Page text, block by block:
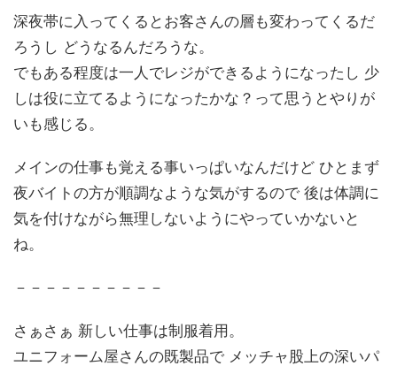
深夜帯に入ってくるとお客さんの層も変わってくるだ
ろうし どうなるんだろうな。
でもある程度は一人でレジができるようになったし 少
しは役に立てるようになったかな？って思うとやりが
いも感じる。
メインの仕事も覚える事いっぱいなんだけど ひとまず
夜バイトの方が順調なような気がするので 後は体調に
気を付けながら無理しないようにやっていかないと
ね。
－－－－－－－－－－
さぁさぁ 新しい仕事は制服着用。
ユニフォーム屋さんの既製品で メッチャ股上の深いパ